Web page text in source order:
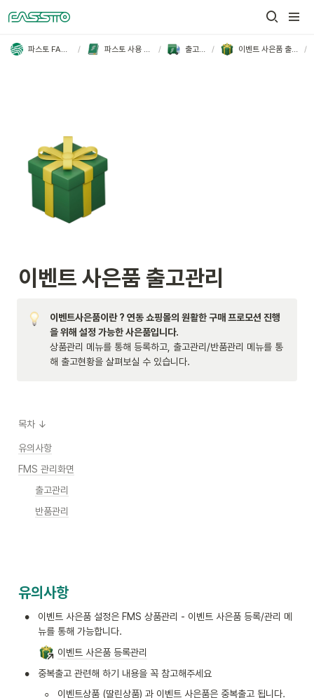
파스토 FASSTO / 파스토 사용 가이드 / 출고관리 / 이벤트 사은품 출고관리 /
이벤트 사은품 출고관리
이벤트사은품이란 ? 연동 쇼핑몰의 원활한 구매 프로모션 진행
을 위해 설정 가능한 사은품입니다.
상품관리 메뉴를 통해 등록하고, 출고관리/반품관리 메뉴를 통
해 출고현황을 살펴보실 수 있습니다.
목차 ↓
유의사항
FMS 관리화면
출고관리
반품관리
유의사항
•
이벤트 사은품 설정은 FMS 상품관리 - 이벤트 사은품 등록/관리 메
뉴를 통해 가능합니다.
이벤트 사은품 등록관리
• 중복출고 관련해 하기 내용을 꼭 참고해주세요
◦
이벤트상품 (딸린상품) 과 이벤트 사은품은 중복출고 됩니다.